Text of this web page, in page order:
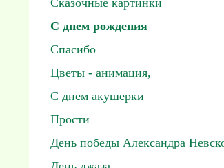
Сказочные картинки
С днем рождения
Спасибо
Цветы - анимация,
С днем акушерки
Прости
День победы Александра